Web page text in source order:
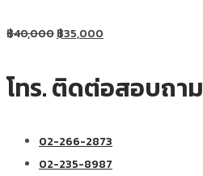
฿40,000฿35,000
โทร. ติดต่อสอบถาม
02-266-2873
02-235-8987